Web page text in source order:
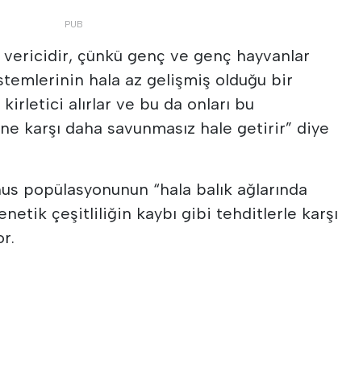
çünkü genç ve genç hayvanlar
hala az gelişmiş olduğu bir
alırlar ve bu da onları bu
karşı daha savunmasız hale getirir” diye
popülasyonunun “hala balık ağlarında
çeşitliliğin kaybı gibi tehditlerle karşı